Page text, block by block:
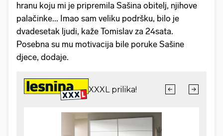
hranu koju mi je pripremila Sašina obitelj, njihove
palačinke... Imao sam veliku podršku, bilo je
dvadesetak ljudi, kaže Tomislav za 24sata.
Posebna su mu motivacija bile poruke Sašine
djece, dodaje.